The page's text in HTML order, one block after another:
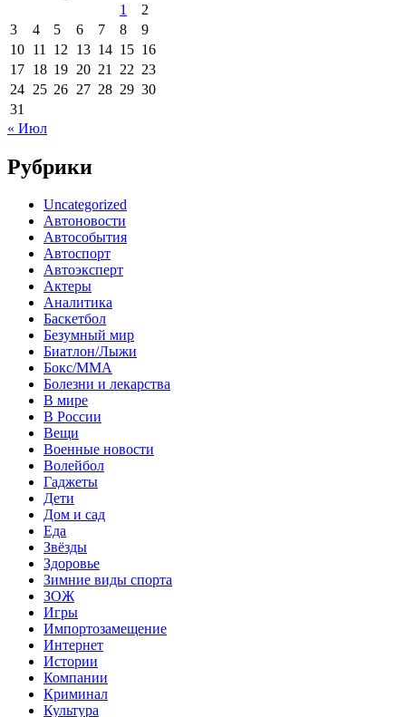
1
2
3
4 5 6 7 8
9
10 11 12 13 14 15 16
17 18 19 20 21 22 23
24 25 26 27 28 29 30
31
« Июл
Рубрики
Uncategorized
Автоновости
Автособытия
Автоспорт
Автоэксперт
Актеры
Аналитика
Баскетбол
Безумный мир
Биатлон/Лыжи
Бокс/MMA
Болезни и лекарства
В мире
В России
Вещи
Военные новости
Волейбол
Гаджеты
Дети
Дом и сад
Еда
Звёзды
Здоровье
Зимние виды спорта
ЗОЖ
Игры
Импортозамещение
Интернет
Истории
Компании
Криминал
Культура